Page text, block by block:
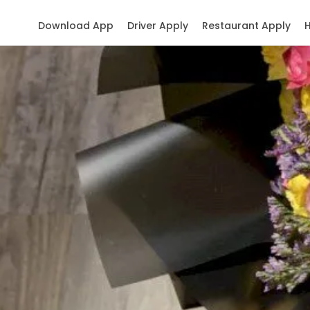
Restaurant Apply
Driver Apply
Download App